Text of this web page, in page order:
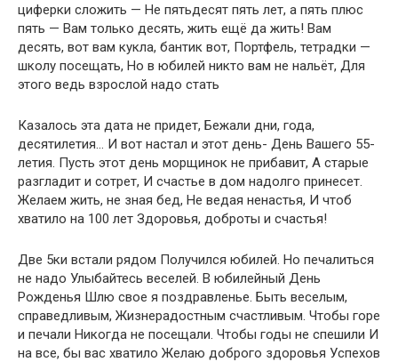
циферки сложить — Не пятьдесят пять лет, а пять плюс
пять — Вам только десять, жить ещё да жить! Вам
десять, вот вам кукла, бантик вот, Портфель, тетрадки —
школу посещать, Но в юбилей никто вам не нальёт, Для
этого ведь взрослой надо стать
Казалось эта дата не придет, Бежали дни, года,
десятилетия… И вот настал и этот день- День Вашего 55-
летия. Пусть этот день морщинок не прибавит, А старые
разгладит и сотрет, И счастье в дом надолго принесет.
Желаем жить, не зная бед, Не ведая ненастья, И чтоб
хватило на 100 лет Здоровья, доброты и счастья!
Две 5ки встали рядом Получился юбилей. Но печалиться
не надо Улыбайтесь веселей. В юбилейный День
Рожденья Шлю свое я поздравленье. Быть веселым,
справедливым, Жизнерадостным счастливым. Чтобы горе
и печали Никогда не посещали. Чтобы годы не спешили И
на все, бы вас хватило Желаю доброго здоровья Успехов